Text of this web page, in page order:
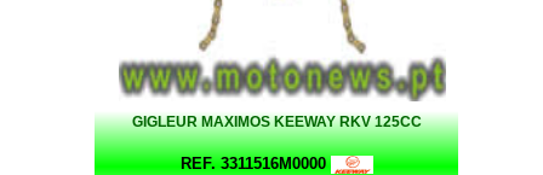
GIGLEUR MAXIMOS KEEWAY RKV 125CC
REF. 3311516M0000